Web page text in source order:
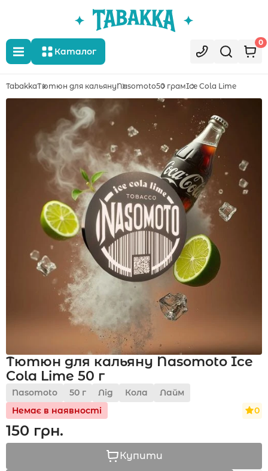
Каталог
0
Укр
TabakkaТютюн для кальянуNasomoto50 грамIce Cola Lime
Тютюн для кальяну Nasomoto Ice
Cola Lime 50 г
Nasomoto 50 г Лід Кола
Лайм
Немає в наявності
0
150 грн.
Купити